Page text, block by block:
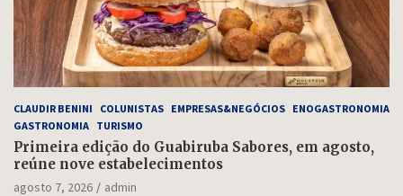
CLAUDIR BENINI COLUNISTAS EMPRESAS&NEGÓCIOS ENOGASTRONOMIA
GASTRONOMIA TURISMO
Primeira edição do Guabiruba Sabores, em agosto,
reúne nove estabelecimentos
agosto 7, 2026 admin